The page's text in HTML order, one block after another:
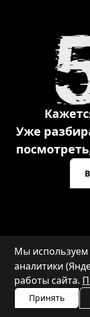
Уже
Мы
аналитики
работы сайта.
Принять